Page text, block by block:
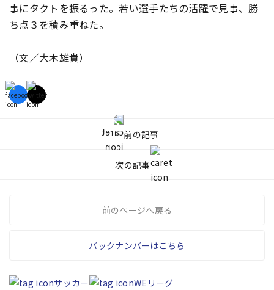
事にタクトを振るった。若い選手たちの活躍で見事、勝
ち点３を積み重ねた。
（文／大木雄貴）
前の記事
次の記事
前のページへ戻る
バックナンバーはこちら
サッカー WEリーグ